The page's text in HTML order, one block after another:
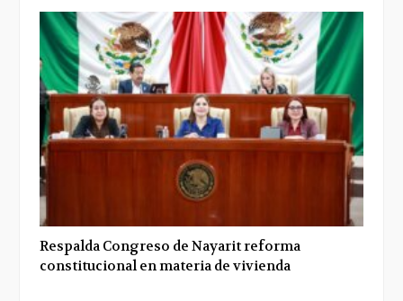
Respalda Congreso de Nayarit reforma
constitucional en materia de vivienda